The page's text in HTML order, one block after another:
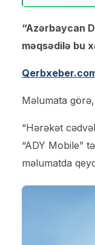
“Azərbaycan
məqsədilə bu
Məlumata
“Hərəkət
“ADY Mobile”
məlumatda